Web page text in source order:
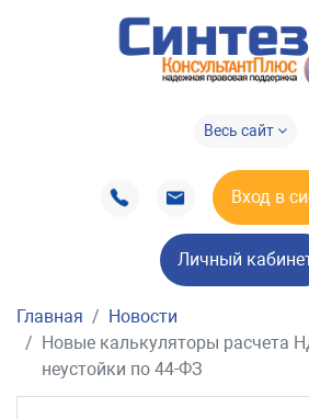
Весь сайт
Вход в
Личный
Главная
Новости
Новые калькуляторы расчета
неустойки по 44-ФЗ